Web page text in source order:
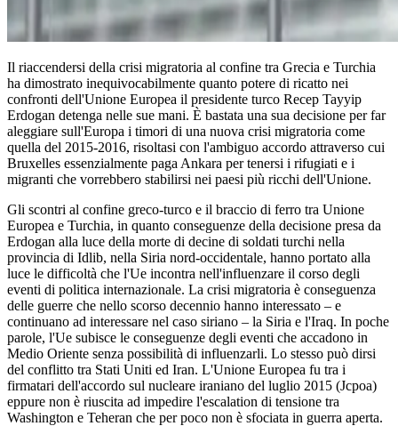
Il riaccendersi della crisi migratoria al confine tra Grecia e Turchia
ha dimostrato inequivocabilmente quanto potere di ricatto nei
confronti dell'Unione Europea il presidente turco Recep Tayyip
Erdogan detenga nelle sue mani. È bastata una sua decisione per far
aleggiare sull'Europa i timori di una nuova crisi migratoria come
quella del 2015-2016, risoltasi con l'ambiguo accordo attraverso cui
Bruxelles essenzialmente paga Ankara per tenersi i rifugiati e i
migranti che vorrebbero stabilirsi nei paesi più ricchi dell'Unione.
Gli scontri al confine greco-turco e il braccio di ferro tra Unione
Europea e Turchia, in quanto conseguenze della decisione presa da
Erdogan alla luce della morte di decine di soldati turchi nella
provincia di Idlib, nella Siria nord-occidentale, hanno portato alla
luce le difficoltà che l'Ue incontra nell'influenzare il corso degli
eventi di politica internazionale. La crisi migratoria è conseguenza
delle guerre che nello scorso decennio hanno interessato – e
continuano ad interessare nel caso siriano – la Siria e l'Iraq. In poche
parole, l'Ue subisce le conseguenze degli eventi che accadono in
Medio Oriente senza possibilità di influenzarli. Lo stesso può dirsi
del conflitto tra Stati Uniti ed Iran. L'Unione Europea fu tra i
firmatari dell'accordo sul nucleare iraniano del luglio 2015 (Jcpoa)
eppure non è riuscita ad impedire l'escalation di tensione tra
Washington e Teheran che per poco non è sfociata in guerra aperta.